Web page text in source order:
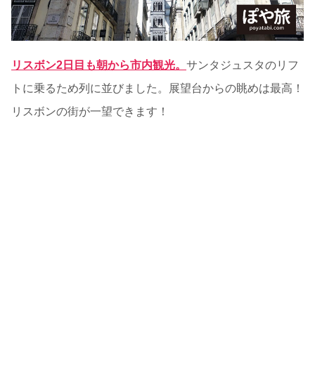
リスボン2日目も朝から市内観光。 サンタジュスタのリフ
トに乗るため列に並びました。展望台からの眺めは最高！
リスボンの街が一望できます！